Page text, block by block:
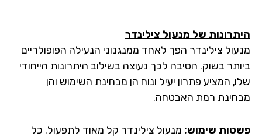
של מנעול צילינדר
צילינדר הפך לאחד ממנגנוני הנעילה הפופולריים
בשוק. הסיבה לכך נעוצה בשילוב היתרונות הייחודי
המציע פתרון יעיל ונוח הן מבחינת השימוש והן
רמת האבטחה.
שימוש:מנעול צילינדר קל מאוד לתפעול. כל